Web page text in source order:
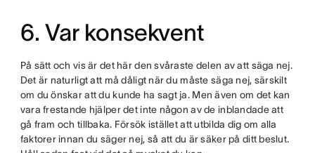
6. Var konsekvent
På sätt och vis är det här den svåraste delen av att säga nej.
Det är naturligt att må dåligt när du måste säga nej, särskilt
om du önskar att du kunde ha sagt ja. Men även om det kan
vara frestande hjälper det inte någon av de inblandade att
gå fram och tillbaka. Försök istället att utbilda dig om alla
faktorer innan du säger nej, så att du är säker på ditt beslut.